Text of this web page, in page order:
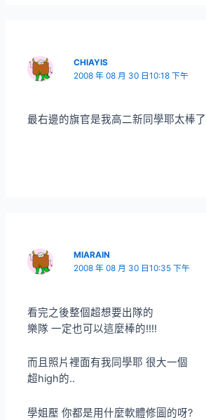
CHIAYIS
2008 年 08 月 30 日10:18 下午
最右邊的旗官是我高二新同學耶太棒
MIARAIN
2008 年 08 月 30 日10:35 下午
看完之後整個超想要出隊的
樂隊 一定也可以這麼棒的!!!!
而且照片裡面有我同學耶 很大一個
超high的..
學姐壓 你都是用什麼軟體修圖的呀?